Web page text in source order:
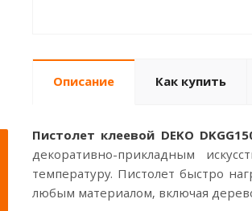
Описание Как купить
Пистолет клеевой DEKO
декоративно-прикладным
температуру. Пистолет быстро
любым материалом, включая